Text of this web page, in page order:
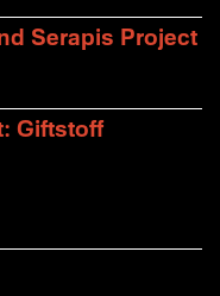
Serapis Project
Giftstoff